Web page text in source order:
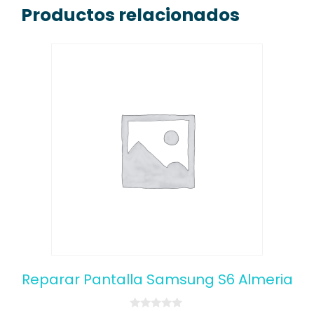
Productos relacionados
Reparar Pantalla Samsung S6 Almeria